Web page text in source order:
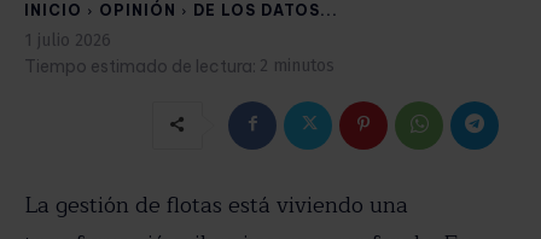
INICIO OPINIÓN DE LOS DATOS...
1 julio 2026
Tiempo estimado de lectura: 2 minutos
La gestión de flotas está viviendo una